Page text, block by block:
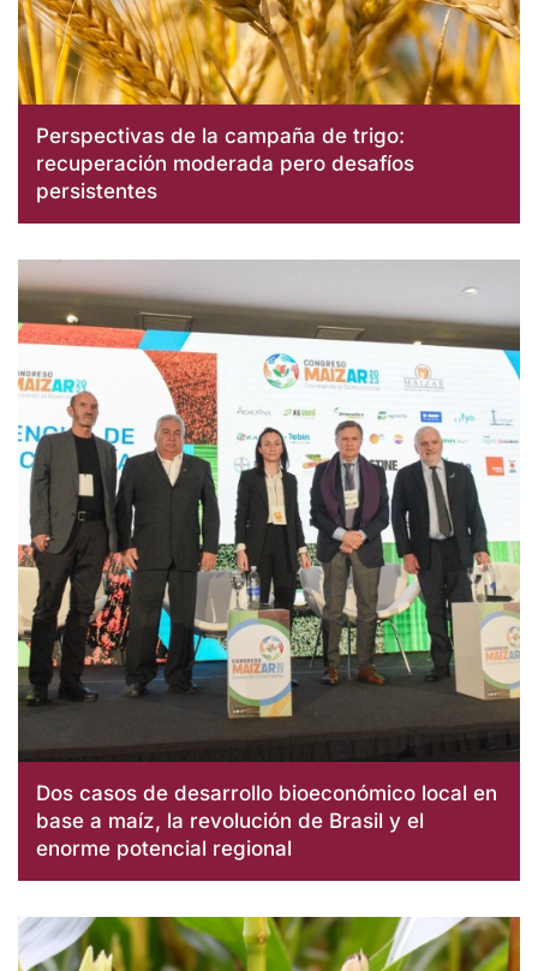
Perspectivas de la campaña de trigo:
recuperación moderada pero desafíos
persistentes
Dos casos de desarrollo bioeconómico local en
base a maíz, la revolución de Brasil y el
enorme potencial regional